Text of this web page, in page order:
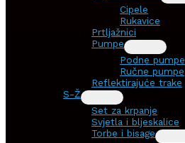
Cipele
Rukavice
Prtljažnici
Pumpe
Podne pumpe
Ručne pumpe
Reflektirajuće trake
S-Ž
Set za krpanje
Svjetla i bljeskalice
Torbe i bisage